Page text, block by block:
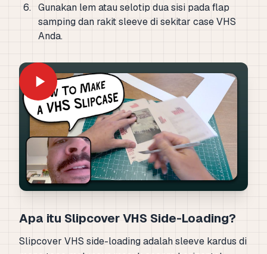
Gunakan lem atau selotip dua sisi pada flap
samping dan rakit sleeve di sekitar case VHS
Anda.
Apa itu Slipcover VHS Side-Loading?
Slipcover VHS side-loading adalah sleeve kardus di